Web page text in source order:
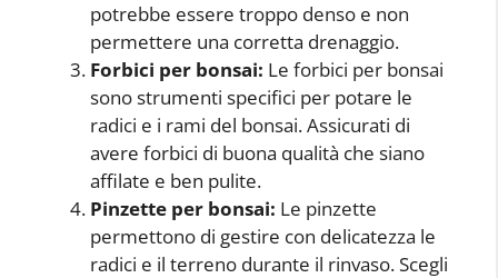
potrebbe essere troppo denso e non
permettere una corretta drenaggio.
Forbici per bonsai: Le forbici per bonsai
sono strumenti specifici per potare le
radici e i rami del bonsai. Assicurati di
avere forbici di buona qualità che siano
affilate e ben pulite.
Pinzette per bonsai: Le pinzette
permettono di gestire con delicatezza le
radici e il terreno durante il rinvaso. Scegli